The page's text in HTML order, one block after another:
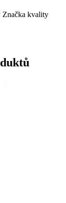
Značka kvality